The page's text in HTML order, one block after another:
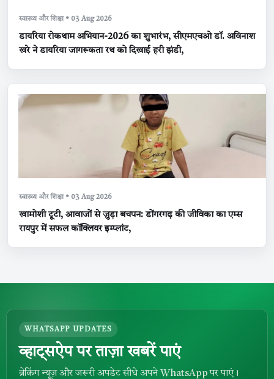
स्वास्थ्य और शिक्षा • 03 Aug 2026
डायरिया रोकथाम अभियान-2026 का शुभारंभ, सीएमएचओ डॉ. अविनाश
खरे ने डायरिया जागरूकता रथ को दिखाई हरी झंडी,
स्वास्थ्य और शिक्षा • 03 Aug 2026
खामोशी टूटी, आवाजों से जुड़ा बचपन: डोंगरगढ़ की जीविका का एम्स
रायपुर में सफल कॉक्लियर इम्प्लांट,
WHATSAPP UPDATES
व्हाट्सऐप पर ताज़ा खबरें पाएं
ब्रेकिंग न्यूज़ और जरूरी अपडेट सीधे अपने WhatsApp पर पाएं।